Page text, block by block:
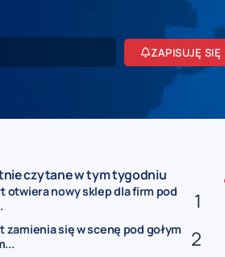
ZAPISUJĘ SIĘ
czytane w tym tygodniu
otwiera nowy sklep dla firm pod
zamienia się w scenę pod gołym